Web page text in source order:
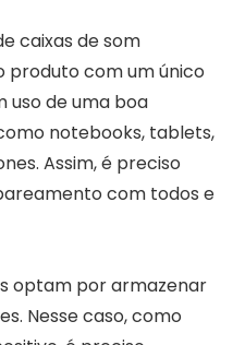
caixas de som
produto com um único
uso de uma boa
notebooks, tablets,
Assim, é preciso
com todos e
optam por armazenar
Nesse caso, como